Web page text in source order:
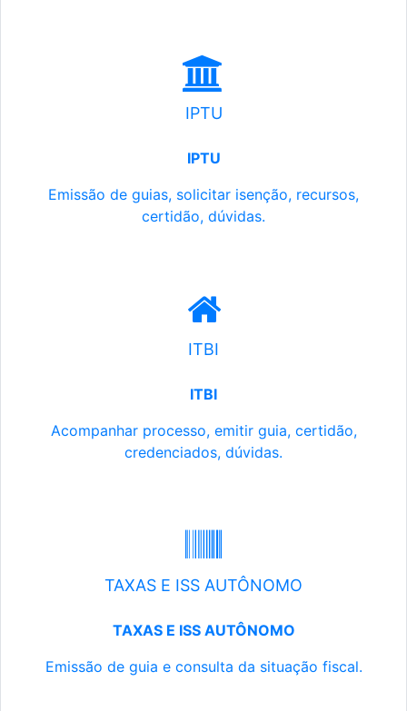
IPTU
IPTU
Emissão de guias, solicitar isenção, recursos,
certidão, dúvidas.
ITBI
ITBI
Acompanhar processo, emitir guia, certidão,
credenciados, dúvidas.
TAXAS E ISS AUTÔNOMO
TAXAS E ISS AUTÔNOMO
Emissão de guia e consulta da situação fiscal.